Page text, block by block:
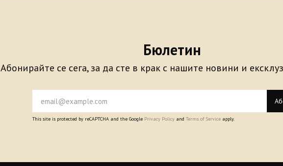
Бюлетин
Абонирайте се сега, за да сте в крак с нашите новини и
This site is protected by reCAPTCHA and the Google Privacy Policy and Terms of Service apply.